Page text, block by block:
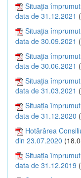
Situația
data de 31.12.2021
Situația
data de 30.09.2021
Situația
data de 30.06.2021
Situația
data de 31.03.2021
Situația
data de 31.12.2020
Hotărârea
din 23.07.2020
Situația
data de 31.12.2019